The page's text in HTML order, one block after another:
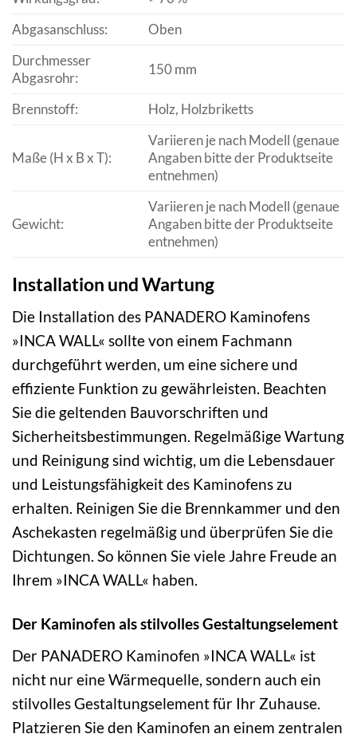
Abgasanschluss:
Oben
Durchmesser
Abgasrohr:
150 mm
Brennstoff: Holz, Holzbriketts
Maße (H x B x T):
Variieren je nach Modell (genaue
Angaben bitte der Produktseite
entnehmen)
Gewicht:
Variieren je nach Modell (genaue
Angaben bitte der Produktseite
entnehmen)
Installation und Wartung
Die Installation des PANADERO Kaminofens
»INCA WALL« sollte von einem Fachmann
durchgeführt werden, um eine sichere und
effiziente Funktion zu gewährleisten. Beachten
Sie die geltenden Bauvorschriften und
Sicherheitsbestimmungen. Regelmäßige Wartung
und Reinigung sind wichtig, um die Lebensdauer
und Leistungsfähigkeit des Kaminofens zu
erhalten. Reinigen Sie die Brennkammer und den
Aschekasten regelmäßig und überprüfen Sie die
Dichtungen. So können Sie viele Jahre Freude an
Ihrem »INCA WALL« haben.
Der Kaminofen als stilvolles Gestaltungselement
Der PANADERO Kaminofen »INCA WALL« ist
nicht nur eine Wärmequelle, sondern auch ein
stilvolles Gestaltungselement für Ihr Zuhause.
Platzieren Sie den Kaminofen an einem zentralen